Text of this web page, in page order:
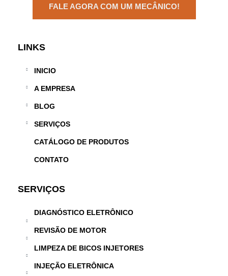
FALE AGORA COM UM MECÂNICO!
LINKS
INICIO
A EMPRESA
BLOG
SERVIÇOS
CATÁLOGO DE PRODUTOS
CONTATO
SERVIÇOS
DIAGNÓSTICO ELETRÔNICO
REVISÃO DE MOTOR
LIMPEZA DE BICOS INJETORES
INJEÇÃO ELETRÔNICA